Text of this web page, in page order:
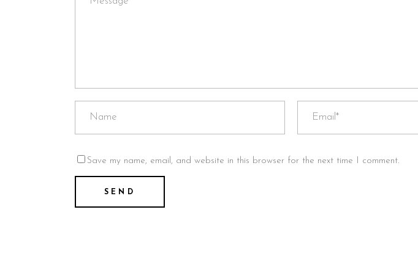
Save my name, email, and website in this browser for the next time I comment.